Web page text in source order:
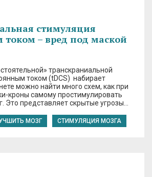
стимуляция
– вред под маской
транскраниальной
током (tDCS) набирает
можно найти много схем, как при
кроны самому простимулировать
Это представляет скрытые угрозы…
МОЗГ СТИМУЛЯЦИЯ МОЗГА